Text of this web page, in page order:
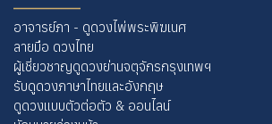
อาจารย์ภา - ดูดวงไพ่พระพิฆเนศ
ลายมือ ดวงไทย
ผู้เชี่ยวชาญดูดวงย่านจตุจักรกรุงเทพฯ
รับดูดวงภาษาไทยและอังกฤษ
ดูดวงแบบตัวต่อตัว & ออนไลน์